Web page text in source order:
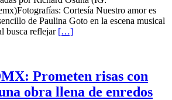
Cortesía Nuestro amor es
de Paulina Goto en la escena musical
busca reflejar […]
Prometen risas con
obra llena de enredos